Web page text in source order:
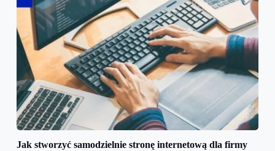
Jak stworzyć samodzielnie stronę internetową dla firmy